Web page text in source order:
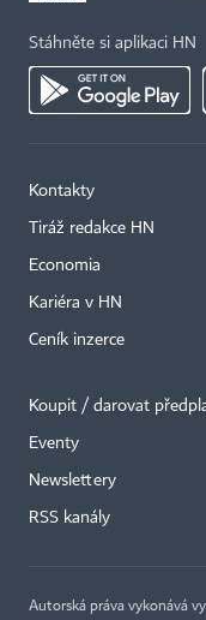
Stáhněte si aplikaci HN
Kontakty
Tiráž redakce HN
Economia
Kariéra v HN
Ceník inzerce
Koupit / darovat
Eventy
Newslettery
RSS kanály
Autorská práva vykonává